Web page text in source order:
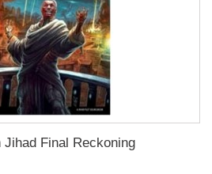
Jihad Final Reckoning